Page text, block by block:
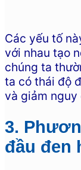
Các yếu tố
với nhau tạo
chúng ta
ta có thái độ
và giảm nguy
3.
đầu đen